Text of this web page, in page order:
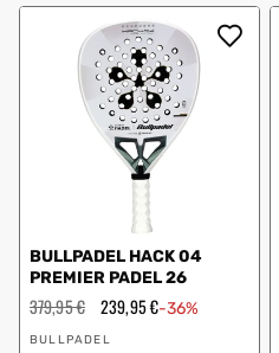
BULLPADEL HACK 04
PREMIER PADEL 26
Precio
habitual
379,95 € Precio
oferta
239,95 €-36%
Proveedor:
BULLPADEL